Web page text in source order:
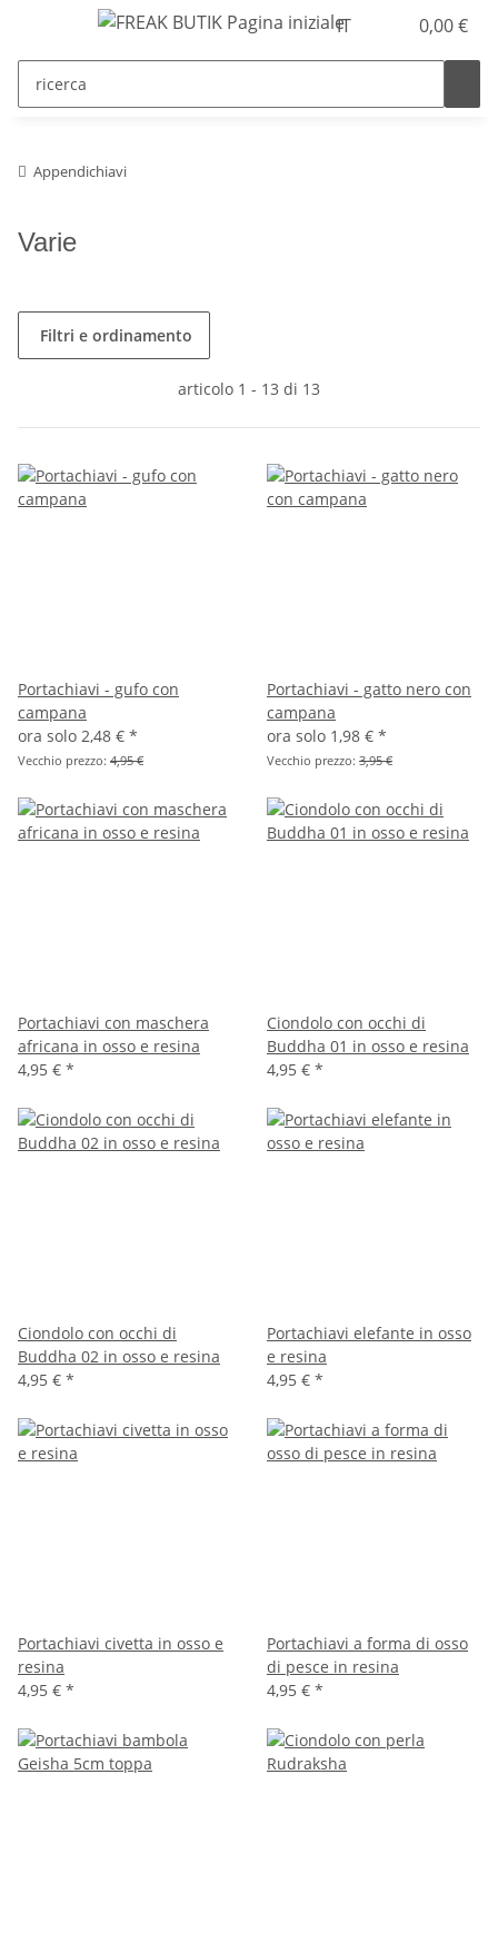
IT 0,00 €
Appendichiavi
Varie
Filtri e ordinamento
articolo 1 - 13 di 13
Portachiavi - gufo con
campana
ora solo 2,48 € *
Vecchio prezzo: 4,95 €
Portachiavi - gatto nero con
campana
ora solo 1,98 € *
Vecchio prezzo: 3,95 €
Portachiavi con maschera
africana in osso e resina
4,95 € *
Ciondolo con occhi di
Buddha 01 in osso e resina
4,95 € *
Ciondolo con occhi di
Buddha 02 in osso e resina
4,95 € *
Portachiavi elefante in osso
e resina
4,95 € *
Portachiavi civetta in osso e
resina
4,95 € *
Portachiavi a forma di osso
di pesce in resina
4,95 € *